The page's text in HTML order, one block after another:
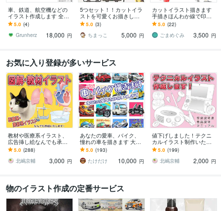
車、鉄道、航空機などの
イラスト作成します 全国
展開する鉄道模型店での
製作実績あり！
5.0 (4)
Grunherz
18,000 円
5つセット！！カットイラ
ストを可愛くお描きしま
す 3種類から選べるタッ
チ！挿絵、広告などの商
用利用可能！
5.0 (3)
ちまっこ
5,000 円
カットイラスト描きます
手描きほんわか線で印象
が柔らかいイラストをご
希望のあなたに
5.0 (22)
ごまめぐみ
3,500 円
お気に入り登録が多いサービス
教材や医療系イラスト、
広告挿し絵なんでも承り
ます マジメな教材イラス
トからポップなイラスト
まで
5.0 (288)
北嶋京輔
3,000 円
あなたの愛車、バイク、
憧れの車を描きます 大好
きな愛車を記念にイラス
ト化しませんか
5.0 (193)
たけだけ
10,000 円
値下げしました！テクニ
カルイラスト制作いたし
ます 取扱説明書や、ぬり
えなどの線画に！
5.0 (199)
北嶋京輔
2,000 円
物のイラスト作成の定番サービス